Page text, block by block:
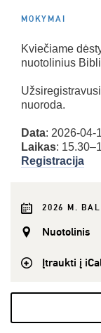
MOKYMAI
Kviečiame
nuotolinius
nuoroda.
Data: 2026-04-
Laikas:
Registracija
2026 M.
Nuotolinis
Įtraukti į